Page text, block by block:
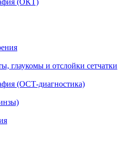
(ОКТ)
глаукомы и отслойки сетчатки
(ОСТ-диагностика)